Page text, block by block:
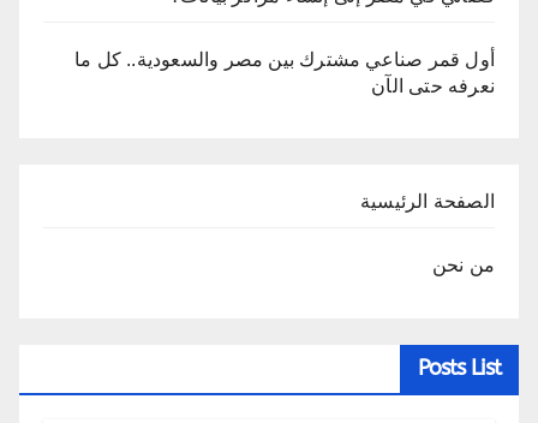
أول قمر صناعي مشترك بين مصر والسعودية.. كل ما
نعرفه حتى الآن
الصفحة الرئيسية
من نحن
Posts List